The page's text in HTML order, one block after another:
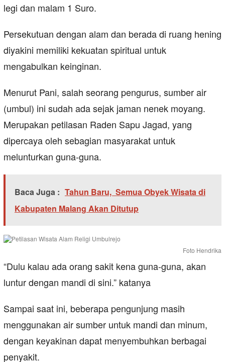
legi dan malam 1 Suro.
Persekutuan dengan alam dan berada di ruang hening
diyakini memiliki kekuatan spiritual untuk
mengabulkan keinginan.
Menurut Pani, salah seorang pengurus, sumber air
(umbul) ini sudah ada sejak jaman nenek moyang.
Merupakan petilasan Raden Sapu Jagad, yang
dipercaya oleh sebagian masyarakat untuk
melunturkan guna-guna.
Baca Juga : Tahun Baru, Semua Obyek Wisata di
Kabupaten Malang Akan Ditutup
Foto Hendrika
“Dulu kalau ada orang sakit kena guna-guna, akan
luntur dengan mandi di sini.” katanya
Sampai saat ini, beberapa pengunjung masih
menggunakan air sumber untuk mandi dan minum,
dengan keyakinan dapat menyembuhkan berbagai
penyakit.